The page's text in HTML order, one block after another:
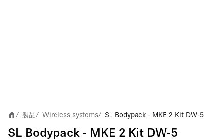
/ 製品/ Wireless systems/ SL Bodypack - MKE 2 Kit DW-5
SL Bodypack - MKE 2 Kit DW-5